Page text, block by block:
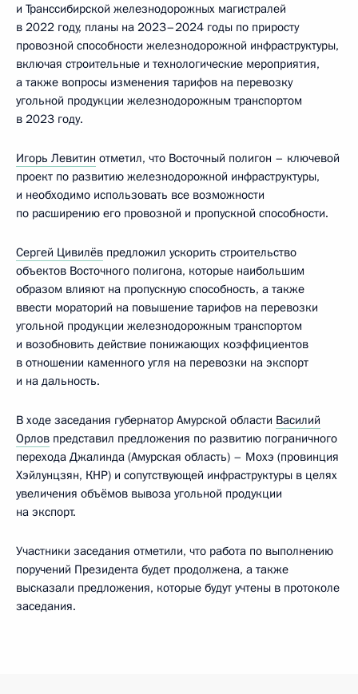
и Транссибирской железнодорожных магистралей
в 2022 году, планы на 2023–­2024 годы по приросту
провозной способности железнодорожной инфраструктуры,
включая строительные и технологические мероприятия,
а также вопросы изменения тарифов на перевозку
угольной продукции железнодорожным транспортом
в 2023 году.
Игорь Левитин отметил, что Восточный полигон – ключевой
проект по развитию железнодорожной инфраструктуры,
и необходимо использовать все возможности
по расширению его провозной и пропускной способности.
Сергей Цивилёв предложил ускорить строительство
объектов Восточного полигона, которые наибольшим
образом влияют на пропускную способность, а также
ввести мораторий на повышение тарифов на перевозки
угольной продукции железнодорожным транспортом
и возобновить действие понижающих коэффициентов
в отношении каменного угля на перевозки на экспорт
и на дальность.
В ходе заседания губернатор Амурской области Василий
Орлов представил предложения по развитию пограничного
перехода Джалинда (Амурская область) – Мохэ (провинция
Хэйлунцзян, КНР) и сопутствующей инфраструктуры в целях
увеличения объёмов вывоза угольной продукции
на экспорт.
Участники заседания отметили, что работа по выполнению
поручений Президента будет продолжена, а также
высказали предложения, которые будут учтены в протоколе
заседания.